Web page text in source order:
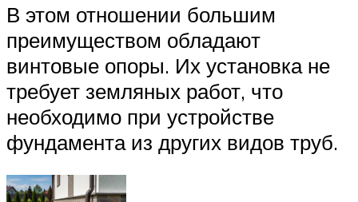
В этом отношении большим
преимуществом обладают
винтовые опоры. Их установка не
требует земляных работ, что
необходимо при устройстве
фундамента из других видов труб.